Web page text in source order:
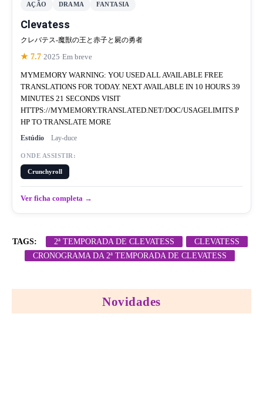
AÇÃO DRAMA FANTASIA
Clevatess
クレバテス-魔獣の王と赤子と屍の勇者
★ 7.7·2025 ·Em breve
MYMEMORY WARNING: YOU USED ALL AVAILABLE FREE
TRANSLATIONS FOR TODAY. NEXT AVAILABLE IN 10 HOURS 39
MINUTES 21 SECONDS VISIT
HTTPS://MYMEMORY.TRANSLATED.NET/DOC/USAGELIMITS.P
HP TO TRANSLATE MORE
Estúdio Lay-duce
ONDE ASSISTIR:
Crunchyroll
Ver ficha completa →
TAGS: 2ª TEMPORADA DE CLEVATESS
CLEVATESS
CRONOGRAMA DA 2ª TEMPORADA DE CLEVATESS
Novidades